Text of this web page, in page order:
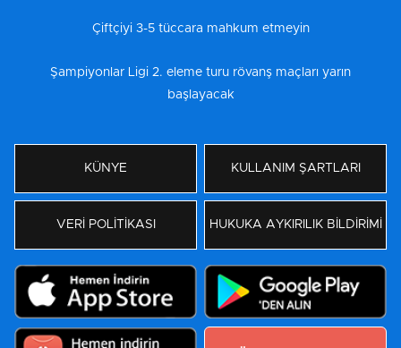
Çiftçiyi 3-5 tüccara mahkum etmeyin
Şampiyonlar Ligi 2. eleme turu rövanş maçları yarın
başlayacak
KÜNYE KULLANIM ŞARTLARI
VERİ POLİTİKASI HUKUKA AYKIRILIK BİLDİRİMİ